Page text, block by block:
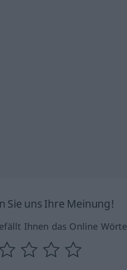
Sie uns Ihre Meinung!
Ihnen das Online